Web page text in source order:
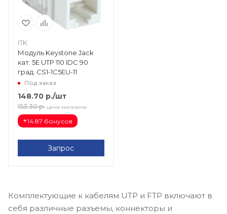
ITK
Модуль Keystone Jack
кат. 5E UTP 110 IDC 90
град. CS1-1C5EU-11
Под заказ
148.70 р./шт
153.30 р. цена магазина
+14.87 бонусов
Запрос
Комплектующие к кабелям UTP и FTP включают в
себя различные разъемы, коннекторы и